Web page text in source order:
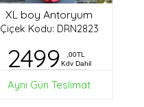
XL boy Antoryum
Çiçek Kodu: DRN2823
2499
,00TL
Kdv Dahil
Aynı Gün Teslimat